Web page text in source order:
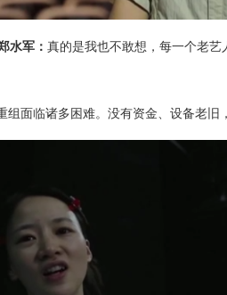
水军： 真的是我也不敢想，每一个老
组面临诸多困难。没有资金、设备老旧